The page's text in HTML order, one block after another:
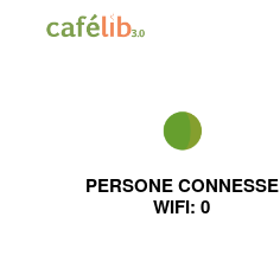
PERSONE CONNESSE
WIFI: 0